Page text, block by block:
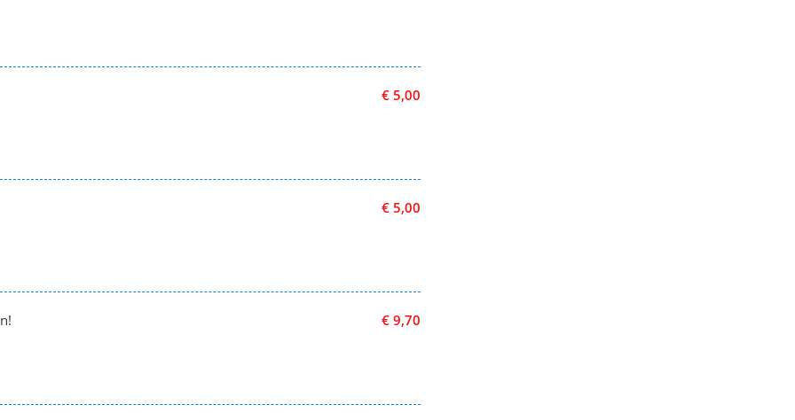
€ 5,00
€ 5,00
€ 9,70